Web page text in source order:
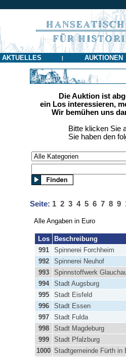
AKTUELLES | AUKTIONEN
Die Auktion ist
ein Los interessieren,
Wir bemühen uns
Bitte klicken Sie
Sie haben den
Seite: 1 2 3 4 5 6 7 8 9
Alle Angaben in Euro
Los
Beschreibung
991
Spinnerei Forchheim
992
Spinnerei Neuhof
993
Spinnstoffwerk
994
Stadt Augsburg
995
Stadt Eisfeld
996
Stadt Essen
997
Stadt Fulda
998
Stadt Magdeburg
999
Stadt Pfalzburg
1000 Stadtgemeinde Fürth in